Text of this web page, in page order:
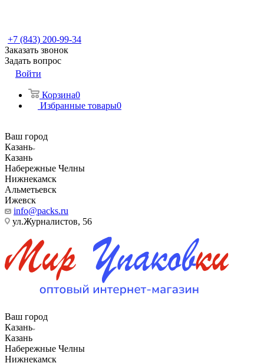
+7 (843) 200-99-34
Заказать звонок
Задать вопрос
Войти
Корзина0
Избранные товары0
Ваш город
Казань
Казань
Набережные Челны
Нижнекамск
Альметьевск
Ижевск
info@packs.ru
ул.Журналистов, 56
Ваш город
Казань
Казань
Набережные Челны
Нижнекамск